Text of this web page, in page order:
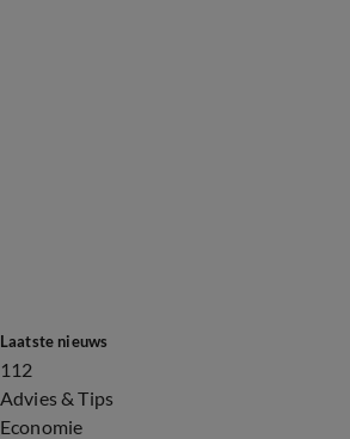
Laatste nieuws
112
Advies & Tips
Economie